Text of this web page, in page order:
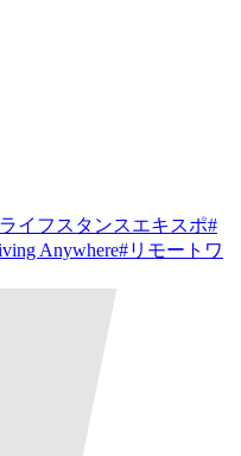
ライフスタンスエキスポ#
Anywhere#リモートワ